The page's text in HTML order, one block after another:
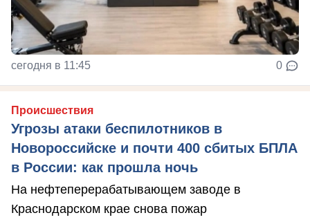
сегодня в 11:45 0
Происшествия
Угрозы атаки беспилотников в
Новороссийске и почти 400 сбитых БПЛА
в России: как прошла ночь
На нефтеперерабатывающем заводе в
Краснодарском крае снова пожар